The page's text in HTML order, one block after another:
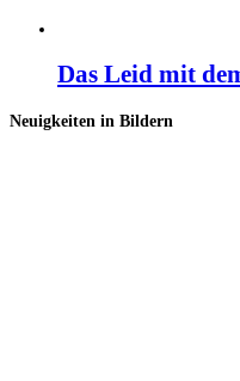
Das Leid mit
Neuigkeiten in Bildern